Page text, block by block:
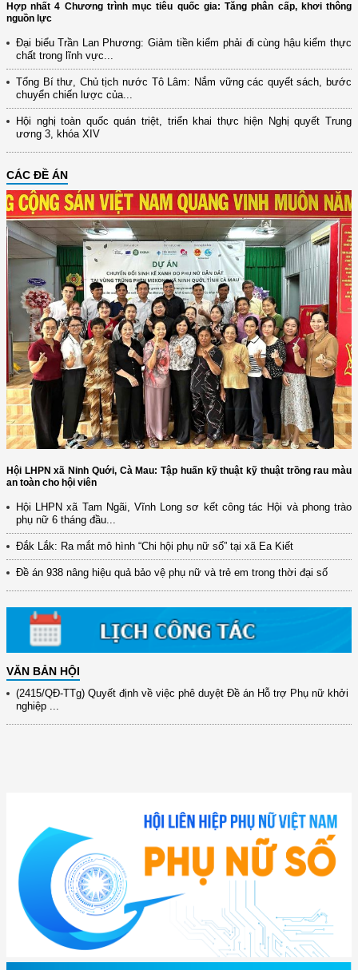
Hợp nhất 4 Chương trình mục tiêu quốc gia: Tăng phân cấp, khơi thông
nguồn lực
Đại biểu Trần Lan Phương: Giảm tiền kiểm phải đi cùng hậu kiểm thực
chất trong lĩnh vực...
Tổng Bí thư, Chủ tịch nước Tô Lâm: Nắm vững các quyết sách, bước
chuyển chiến lược của...
Hội nghị toàn quốc quán triệt, triển khai thực hiện Nghị quyết Trung
ương 3, khóa XIV
CÁC ĐỀ ÁN
Hội LHPN xã Ninh Quới, Cà Mau: Tập huấn kỹ thuật kỹ thuật trồng rau màu
an toàn cho hội viên
Hội LHPN xã Tam Ngãi, Vĩnh Long sơ kết công tác Hội và phong trào
phụ nữ 6 tháng đầu...
Đắk Lắk: Ra mắt mô hình “Chi hội phụ nữ số” tại xã Ea Kiết
Đề án 938 nâng hiệu quả bảo vệ phụ nữ và trẻ em trong thời đại số
VĂN BẢN HỘI
(12/TB-HĐKH) V/v đăng ký, đề xuất nhiệm vụ Khoa học, công nghệ và
đổi mới ...
(898/KH/ĐCT) Kế hoạch thực hiện Quyết định số 2415/QĐ-TTg ngày
31/10/2025 ...
xây dựng ...
(891/KH-ĐCT) Kế hoạch thực hiện Nghị quyết số 72-NQ/TW ngày
9/9/2025 của Bộ ...
(2415/QĐ-TTg) Quyết định về việc phê duyệt Đề án Hỗ trợ Phụ nữ khởi
nghiệp ...